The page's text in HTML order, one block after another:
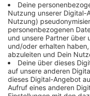
Das vor allem im
Amt für Soziales,
etwas länger
viele Anliegen, um
online geklärt
Infos
Anzeige